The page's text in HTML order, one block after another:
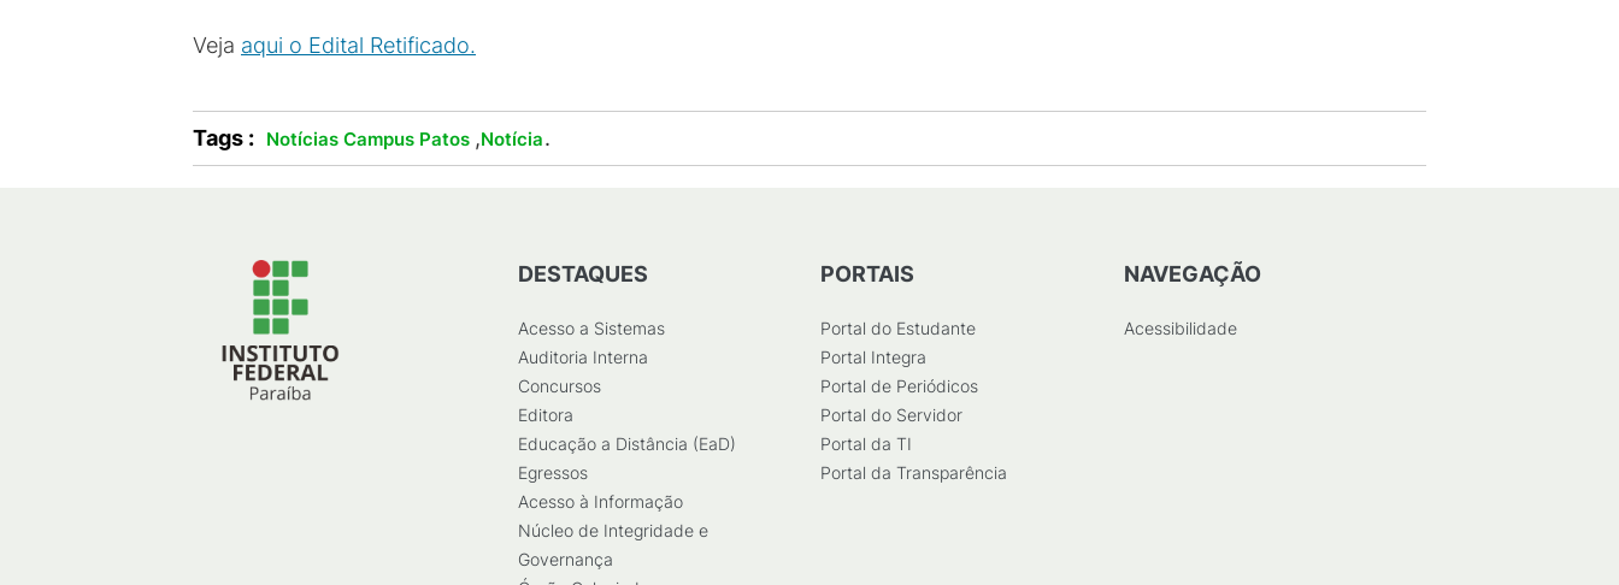
Veja aqui o Edital Retificado.
Tags : Notícias Campus Patos ,Notícia.
DESTAQUES
Acesso a Sistemas
Auditoria Interna
Concursos
Editora
Educação a Distância (EaD)
Egressos
Acesso à Informação
Núcleo de Integridade e
Governança
PORTAIS
Portal do Estudante
Portal Integra
Portal de Periódicos
Portal do Servidor
Portal da TI
Portal da Transparência
NAVEGAÇÃO
Acessibilidade